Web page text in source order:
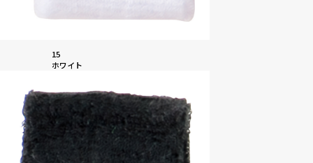
15
ホワイト